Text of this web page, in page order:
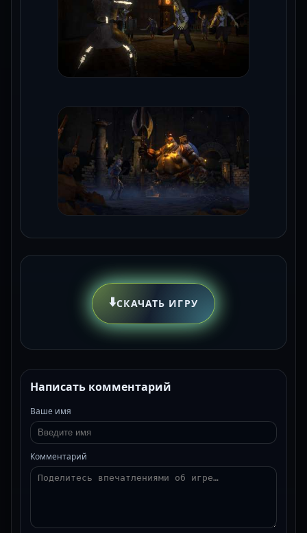
⬇️СКАЧАТЬ ИГРУ
Написать комментарий
Ваше имя
Комментарий